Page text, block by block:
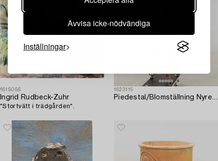
Avvisa icke-nödvändiga
Inställningar
1615056
Ingrid Rudbeck-Zuhr
"Stortvätt i trädgården".
1623115
Piedestal/Blomställning Nyrenässans omkring 1900 gjutjärn.